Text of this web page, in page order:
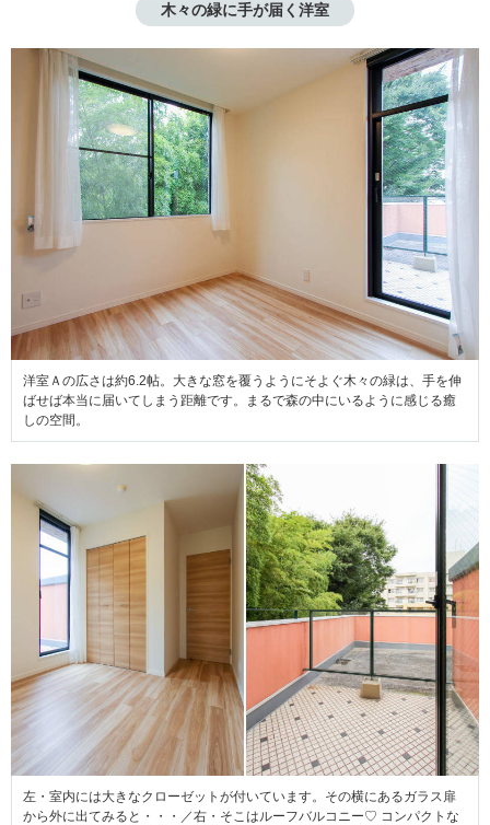
木々の緑に手が届く洋室
洋室Ａの広さは約6.2帖。大きな窓を覆うようにそよぐ木々の緑は、手を伸
ばせば本当に届いてしまう距離です。まるで森の中にいるように感じる癒
しの空間。
左・室内には大きなクローゼットが付いています。その横にあるガラス扉
から外に出てみると・・・／右・そこはルーフバルコニー♡ コンパクトな